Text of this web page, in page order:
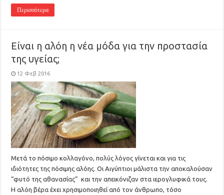
Περισσότερα
Είναι η αλόη η νέα μόδα για την προστασία
της υγείας;
12 Φεβ 2016
Μετά το πόσιμο κολλαγόνο, πολύς λόγος γίνεται και για τις
ιδιότητες της πόσιμης αλόης. Οι Αιγύπτιοι μάλιστα την αποκαλούσαν
“φυτό της αθανασίας” και την απεικόνιζαν στα ιερογλυφικά τους.
Η αλόη βέρα έχει χρησιμοποιηθεί από τον άνθρωπο, τόσο